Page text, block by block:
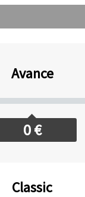
Avance
0€
Classic